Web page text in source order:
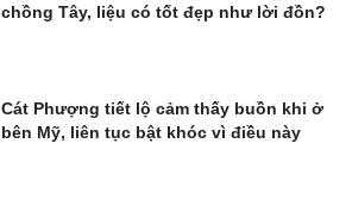
chồng Tây, liệu có tốt đẹp như lời đồn?
Cát Phượng tiết lộ cảm thấy buồn khi ở
bên Mỹ, liên tục bật khóc vì điều này